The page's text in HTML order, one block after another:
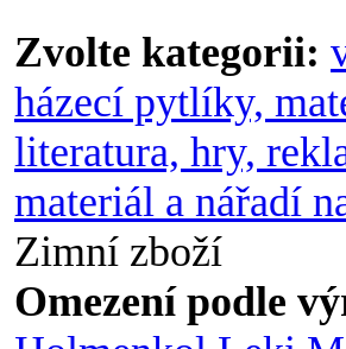
Zvolte kategorii:
házecí pytlíky,
literatura, hry,
materiál a nářadí
Zimní zboží
Omezení podle